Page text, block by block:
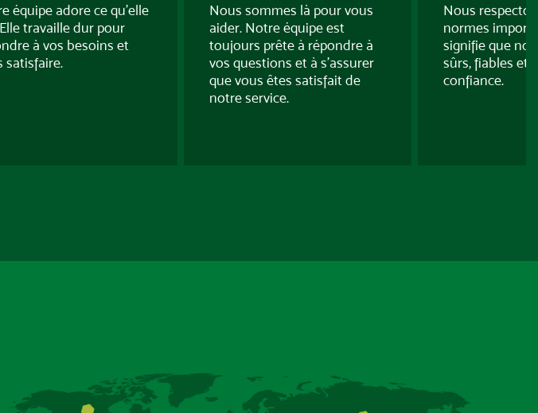
équipe adore ce qu’elle
travaille dur pour
à vos besoins et
satisfaire.
Nous sommes là pour vous
aider. Notre équipe est
toujours prête à répondre à
vos questions et à s’assurer
que vous êtes satisfait de
notre service.
Nous
normes
signifie que
sûrs, fiables et
confiance.